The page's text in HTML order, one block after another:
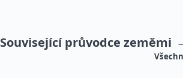
Související průvodce zeměmi